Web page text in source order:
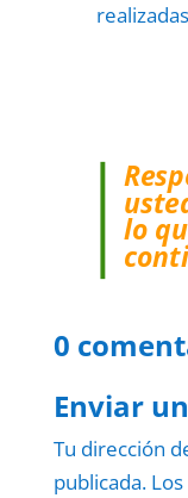
lo
0
Enviar
Tu dirección
publicada.